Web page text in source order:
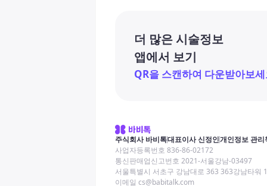
더 많은 시술정보
앱에서 보기
QR을 스캔하여 다운받아보세
주식회사 바비톡대표이사 신정인개인정보 관리
사업자등록번호 836-86-02172
통신판매업신고번호 2021-서울강남-03497
서울특별시 서초구 강남대로 363 363강남타워
이메일 cs@babitalk.com